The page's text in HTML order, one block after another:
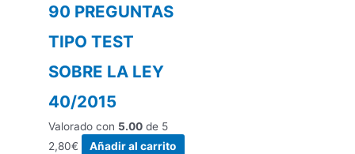
90 PREGUNTAS
TIPO TEST
SOBRE LA LEY
40/2015
Valorado con 5.00 de 5
2,80€ Añadir al carrito